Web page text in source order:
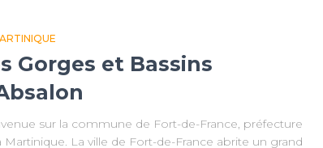
Gorges et Bassins
sur la commune de Fort-de-France, préfecture
Martinique. La ville de Fort-de-France abrite un grand